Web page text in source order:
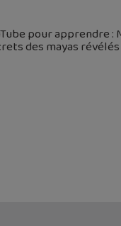
pour apprendre :
des mayas